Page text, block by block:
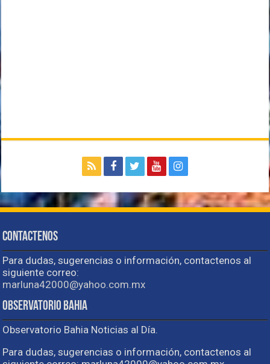
Contactenos
Para dudas, sugerencias o información, contactenos al
siguiente correo:
marluna42000@yahoo.com.mx
Observatorio Bahia
Observatorio Bahia Noticias al Día.
Para dudas, sugerencias o información, contactenos al